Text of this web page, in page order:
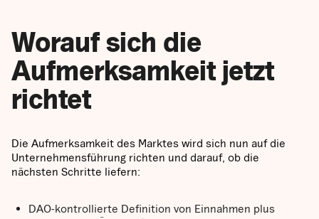
Worauf sich die
Aufmerksamkeit jetzt
richtet
Die Aufmerksamkeit des Marktes wird sich nun auf die
Unternehmensführung richten und darauf, ob die
nächsten Schritte liefern:
DAO-kontrollierte Definition von Einnahmen plus